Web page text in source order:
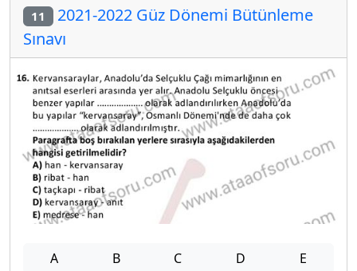
11 2021-2022 Güz Dönemi Bütünleme
Sınavı
A B C D E